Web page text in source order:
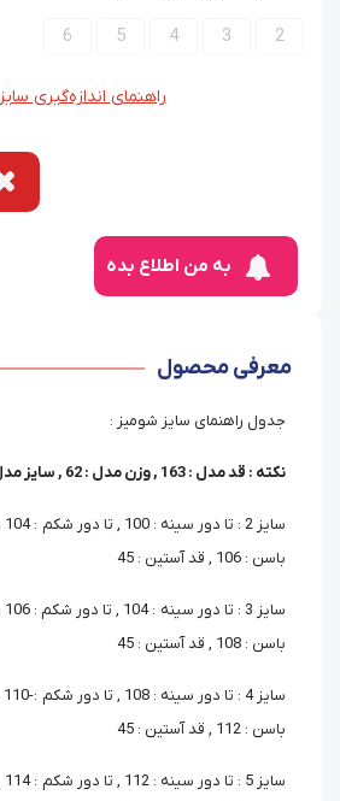
2
3
4
5
6
راهنمای اندازه‌گیری سایز
به من اطلاع بده
معرفی محصول
جدول راهنمای سایز شومیز :
نکته : قد مدل : 163 , وزن مدل : 62 , سایز مدل 40-42 میباشد.
باسن : 106 , قد آستین : 45
باسن : 108 , قد آستین : 45
باسن : 112 , قد آستین : 45